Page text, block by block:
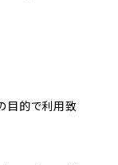
目的で利用致